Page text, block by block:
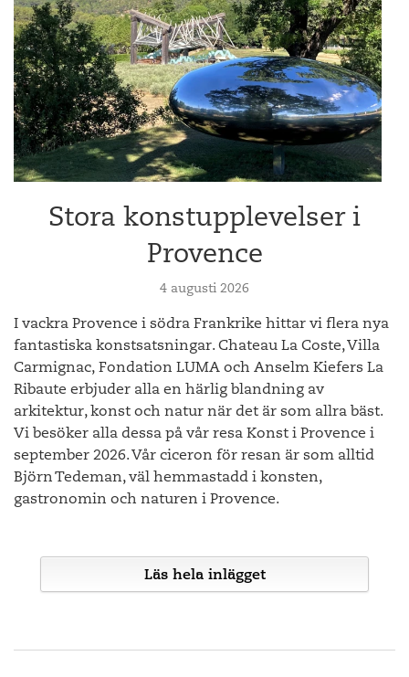
Stora konstupplevelser i
Provence
4 augusti 2026
I vackra Provence i södra Frankrike hittar vi flera nya
fantastiska konstsatsningar. Chateau La Coste, Villa
Carmignac, Fondation LUMA och Anselm Kiefers La
Ribaute erbjuder alla en härlig blandning av
arkitektur, konst och natur när det är som allra bäst.
Vi besöker alla dessa på vår resa Konst i Provence i
september 2026. Vår ciceron för resan är som alltid
Björn Tedeman, väl hemmastadd i konsten,
gastronomin och naturen i Provence.
Läs hela inlägget